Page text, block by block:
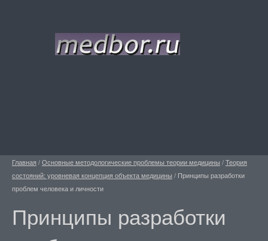
Главная /Основные методологические проблемы теории медицины /Теория
состояний: уровневая концепция объекта медицины / Принципы разработки
проблем человека и личности
Принципы разработки